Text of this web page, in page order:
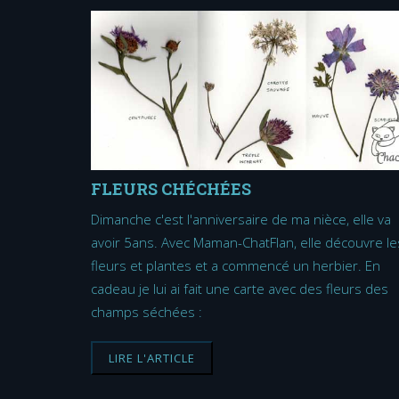
FLEURS CHÉCHÉES
Dimanche c'est l'anniversaire de ma nièce, elle va
avoir 5ans. Avec Maman-ChatFlan, elle découvre
fleurs et plantes et a commencé un herbier. En
cadeau je lui ai fait une carte avec des fleurs des
champs séchées :
LIRE L'ARTICLE